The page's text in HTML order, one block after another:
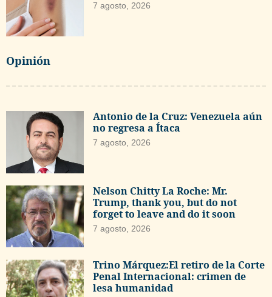
7 agosto, 2026
Opinión
Antonio de la Cruz: Venezuela aún
no regresa a Ítaca
7 agosto, 2026
Nelson Chitty La Roche: Mr.
Trump, thank you, but do not
forget to leave and do it soon
7 agosto, 2026
Trino Márquez:El retiro de la Corte
Penal Internacional: crimen de
lesa humanidad